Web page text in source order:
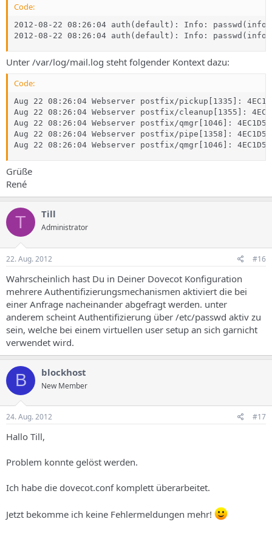
Code:
2012-08-22 08:26:04 auth(default): Info:
2012-08-22 08:26:04 auth(default): Info:
Unter /var/log/mail.log steht folgender Kontext dazu:
Code:
Aug 22 08:26:04 Webserver postfix/pickup[1335]:
Aug 22 08:26:04 Webserver postfix/cleanup[1355]:
Aug 22 08:26:04 Webserver postfix/qmgr[1046]:
Aug 22 08:26:04 Webserver postfix/pipe[1358]:
Aug 22 08:26:04 Webserver postfix/qmgr[1046]:
Grüße
René
T Till
Administrator
22. Aug. 2012 #16
Wahrscheinlich hast Du in Deiner Dovecot Konfiguration
mehrere Authentifizierungsmechanismen aktiviert die bei
einer Anfrage nacheinander abgefragt werden. unter
anderem scheint Authentifizierung über /etc/passwd aktiv zu
sein, welche bei einem virtuellen user setup an sich garnicht
verwendet wird.
B blockhost
New Member
24. Aug. 2012 #17
Hallo Till,
Problem konnte gelöst werden.
Ich habe die dovecot.conf komplett überarbeitet.
Jetzt bekomme ich keine Fehlermeldungen mehr!